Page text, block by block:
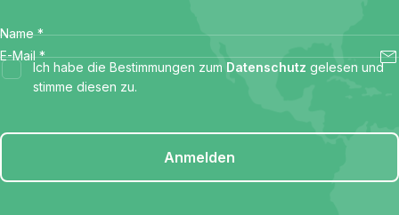
Name *
E-Mail *
Ich habe die Bestimmungen zum Datenschutz gelesen und
stimme diesen zu.
Anmelden